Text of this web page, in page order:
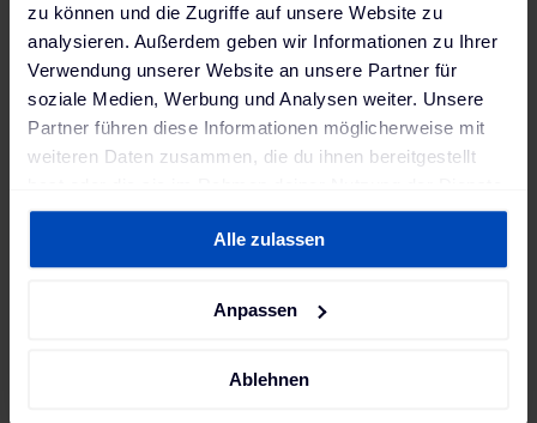
zu können und die Zugriffe auf unsere Website zu
analysieren. Außerdem geben wir Informationen zu Ihrer
Verwendung unserer Website an unsere Partner für
soziale Medien, Werbung und Analysen weiter. Unsere
Partner führen diese Informationen möglicherweise mit
weiteren Daten zusammen, die du ihnen bereitgestellt
gesammelt haben. Weitere Informationen findest du in
Datenschutzerklärungund unserem
Impressum.
Alle zulassen
Anpassen
Ablehnen